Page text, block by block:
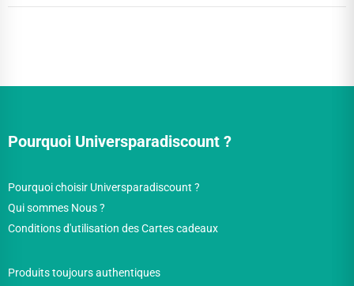
Pourquoi Universparadiscount ?
Pourquoi choisir Universparadiscount ?
Qui sommes Nous ?
Conditions d'utilisation des Cartes cadeaux
Produits toujours authentiques